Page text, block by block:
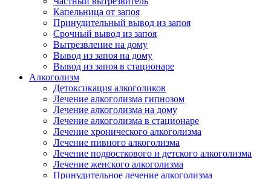
Капельница от запоя
Принудительный вывод из запоя
Срочный вывод из запоя
Вытрезвление на дому
Вывод из запоя на дому
Вывод из запоя в стационаре
Алкоголизм
Детоксикация алкоголиков
Лечение алкоголизма гипнозом
Лечение алкоголизма на дому
Лечение алкоголизма в стационаре
Лечение хронического алкоголизма
Лечение пивного алкоголизма
Лечение подросткового и детского алкоголизма
Лечение женского алкоголизма
Принудительное лечение алкоголизма